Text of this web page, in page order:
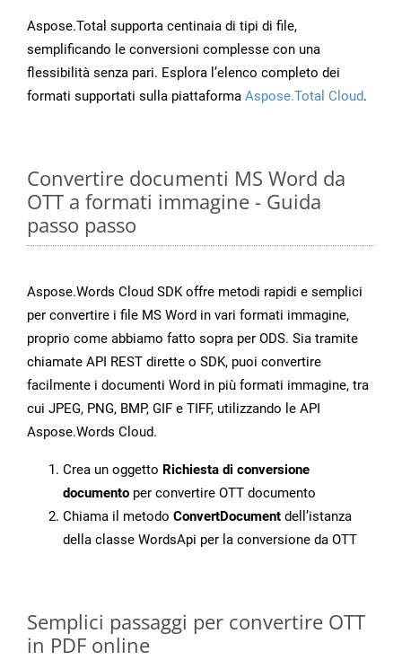
Aspose.Total supporta centinaia di tipi di file,
semplificando le conversioni complesse con una
flessibilità senza pari. Esplora l’elenco completo dei
formati supportati sulla piattaforma Aspose.Total Cloud.
Convertire documenti MS Word da
OTT a formati immagine - Guida
passo passo
Aspose.Words Cloud SDK offre metodi rapidi e semplici
per convertire i file MS Word in vari formati immagine,
proprio come abbiamo fatto sopra per ODS. Sia tramite
chiamate API REST dirette o SDK, puoi convertire
facilmente i documenti Word in più formati immagine, tra
cui JPEG, PNG, BMP, GIF e TIFF, utilizzando le API
Aspose.Words Cloud.
Crea un oggetto Richiesta di conversione
documento per convertire OTT documento
Chiama il metodo ConvertDocument dell’istanza
della classe WordsApi per la conversione da OTT
Semplici passaggi per convertire OTT
in PDF online